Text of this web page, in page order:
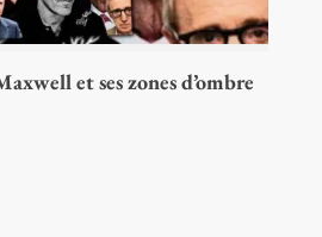
et ses zones d’ombre